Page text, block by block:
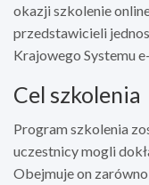
okazji szkolenie
przedstawicieli
Krajowego Systemu
Cel szkolenia
Program szkolenia
uczestnicy mogli
Obejmuje on